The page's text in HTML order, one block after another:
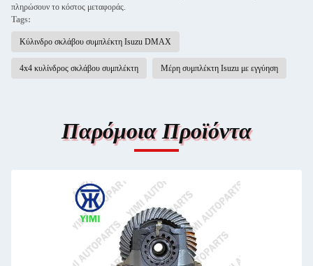
πληρώσουν το κόστος μεταφοράς.
Tags:
Κύλινδρο σκλάβου συμπλέκτη Isuzu DMAX
4x4 κυλίνδρος σκλάβου συμπλέκτη Μέρη συμπλέκτη Isuzu με εγγύηση
Παρόμοια Προϊόντα